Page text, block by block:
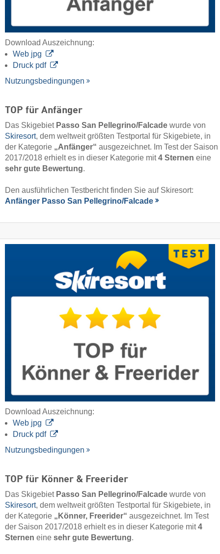
Download Auszeichnung:
Web jpg
Druck pdf
Nutzungsbedingungen
TOP für Anfänger
Das Skigebiet Passo San Pellegrino/​Falcade wurde von
Skiresort, dem weltweit größten Testportal für Skigebiete, in
der Kategorie „Anfänger“ ausgezeichnet. Im Test der Saison
2017/2018 erhielt es in dieser Kategorie mit4 Sternen eine
sehr gute Bewertung.
Den ausführlichen Testbericht finden Sie auf Skiresort:
Anfänger Passo San Pellegrino/​Falcade
Download Auszeichnung:
Web jpg
Druck pdf
Nutzungsbedingungen
TOP für Könner & Freerider
Das Skigebiet Passo San Pellegrino/​Falcade wurde von
Skiresort, dem weltweit größten Testportal für Skigebiete, in
der Kategorie „Könner, Freerider“ ausgezeichnet. Im Test
der Saison 2017/2018 erhielt es in dieser Kategorie mit4
Sternen eine sehr gute Bewertung.